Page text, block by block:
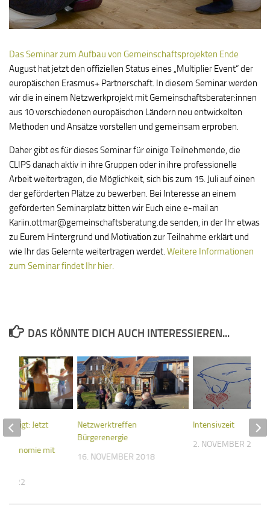
Das Seminar zum Aufbau von Gemeinschaftsprojekten Ende
August hat jetzt den offiziellen Status eines „Multiplier Event“ der
europäischen Erasmus+ Partnerschaft. In diesem Seminar werden
wir die in einem Netzwerkprojekt mit Gemeinschaftsberater:innen
aus 10 verschiedenen europäischen Ländern neu entwickelten
Methoden und Ansätze vorstellen und gemeinsam erproben.
Daher gibt es für dieses Seminar für einige Teilnehmende, die
CLIPS danach aktiv in ihre Gruppen oder in ihre professionelle
Arbeit weitertragen, die Möglichkeit, sich bis zum 15. Juli auf einen
der geförderten Plätze zu bewerben. Bei Interesse an einem
geförderten Seminarplatz bitten wir Euch eine e-mail an
Kariin.ottmar@gemeinschaftsberatung.de senden, in der Ihr etwas
zu Eurem Hintergrund und Motivation zur Teilnahme erklärt und
wie Ihr das Gelernte weitertragen werdet. Weitere Informationen
zum Seminar findet Ihr hier.
DAS KÖNNTE DICH AUCH INTERESSIEREN...
Netzwerktreffen
Bürgerenergie
16. NOVEMBER 2018
Intensivzeit
2. NOVEMBER 2018
Jetzt
mit
2022